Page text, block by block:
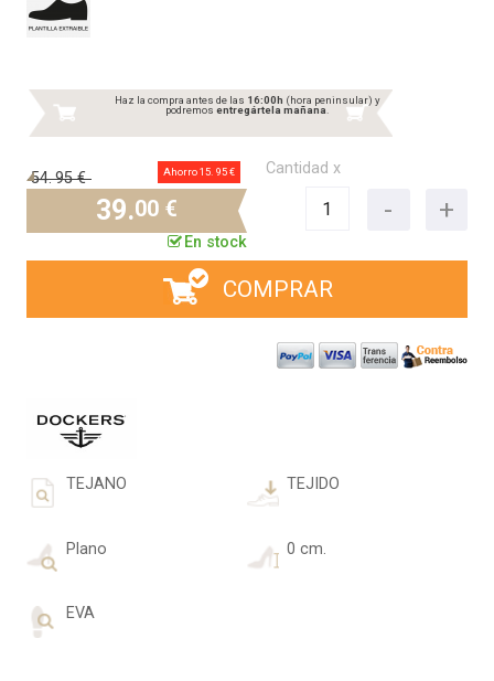
Haz la compra antes de las 16:00h (hora peninsular) y
podremos entregártela mañana
54.95 € Ahorro 15. 95 €
39.00 €
En stock
Cantidad x
COMPRAR
TEJANO TEJIDO
Plano 0 cm.
EVA